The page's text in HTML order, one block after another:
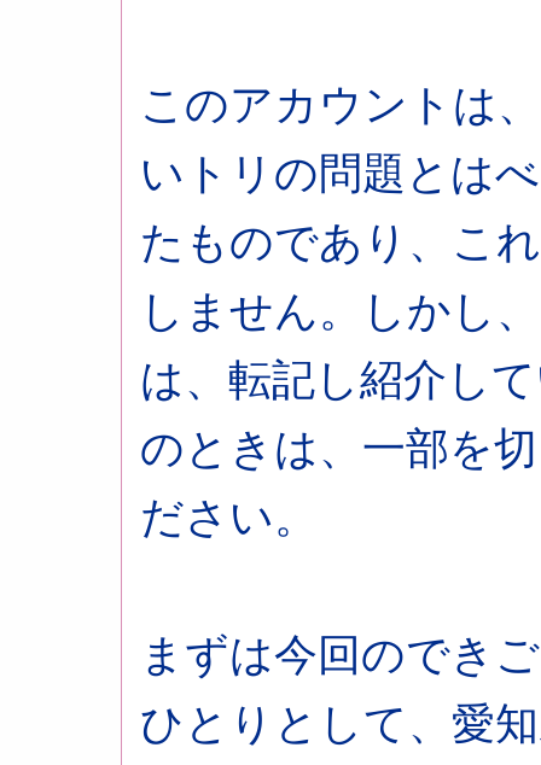
このアカウントは
いトリの問題とは
たものであり、こ
しません。しかし
は、転記し紹介し
のときは、一部を
ださい。
まずは今回のでき
ひとりとして、愛